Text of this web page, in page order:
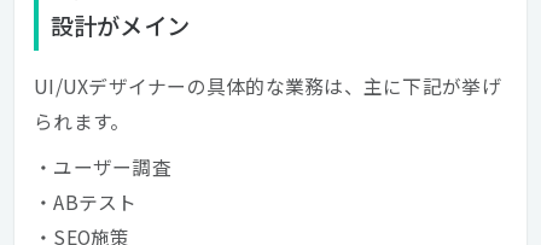
設計がメイン
UI/UXデザイナーの具体的な業務は、主に下記が挙げ
られます。
・ユーザー調査
・ABテスト
・SEO施策